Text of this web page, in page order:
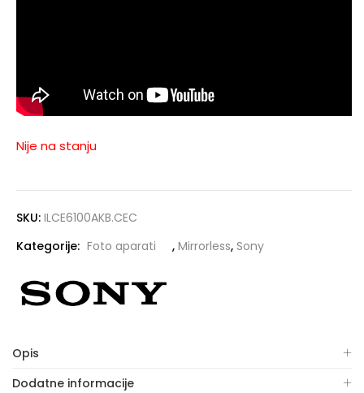
Nije na stanju
SKU: ILCE6100AKB.CEC
Kategorije: Foto aparati , Mirrorless, Sony
Opis
Dodatne informacije